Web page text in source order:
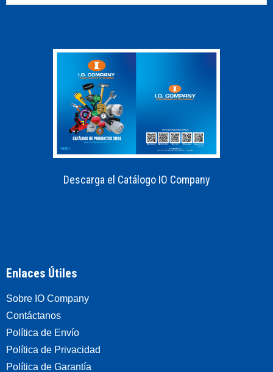
Descarga el Catálogo IO Company
Enlaces Útiles
Sobre IO Company
Contáctanos
Política de Envío
Política de Privacidad
Política de Garantía